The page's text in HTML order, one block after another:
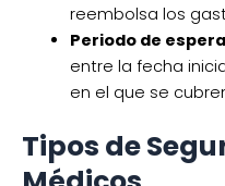
reembolsa los
Periodo de
entre la fecha
en el que se
Tipos de